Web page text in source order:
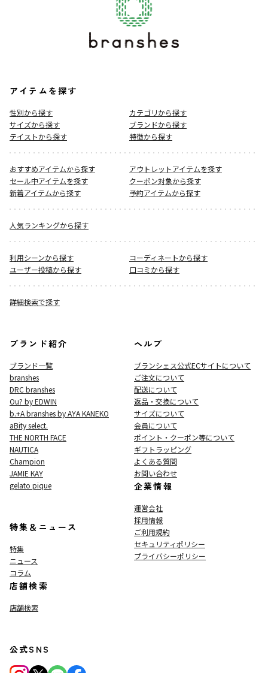
アイテムを探す
性別から探す
カテゴリから探す
サイズから探す
ブランドから探す
テイストから探す
特徴から探す
おすすめアイテムから探す
アウトレットアイテムを探す
セール中アイテムを探す
クーポン対象から探す
新着アイテムから探す
予約アイテムから探す
人気ランキングから探す
利用シーンから探す
コーディネートから探す
ユーザー投稿から探す
口コミから探す
詳細検索で探す
ブランド紹介
ブランド一覧
branshes
DRC branshes
Ou? by EDWIN
b.+A branshes by AYA KANEKO
aBity select.
THE NORTH FACE
NAUTICA
Champion
JAMIE KAY
gelato pique
特集＆ニュース
特集
ニュース
コラム
店舗検索
店舗検索
ヘルプ
ブランシェス公式ECサイトについて
ご注文について
配送について
返品・交換について
サイズについて
会員について
ポイント・クーポン等について
ギフトラッピング
よくある質問
お問い合わせ
企業情報
運営会社
採用情報
ご利用規約
セキュリティポリシー
プライバシーポリシー
公式SNS